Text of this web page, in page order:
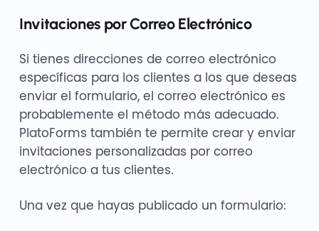
Invitaciones por Correo Electrónico
Si tienes direcciones de correo electrónico
específicas para los clientes a los que deseas
enviar el formulario, el correo electrónico es
probablemente el método más adecuado.
PlatoForms también te permite crear y enviar
invitaciones personalizadas por correo
electrónico a tus clientes.
Una vez que hayas publicado un formulario: